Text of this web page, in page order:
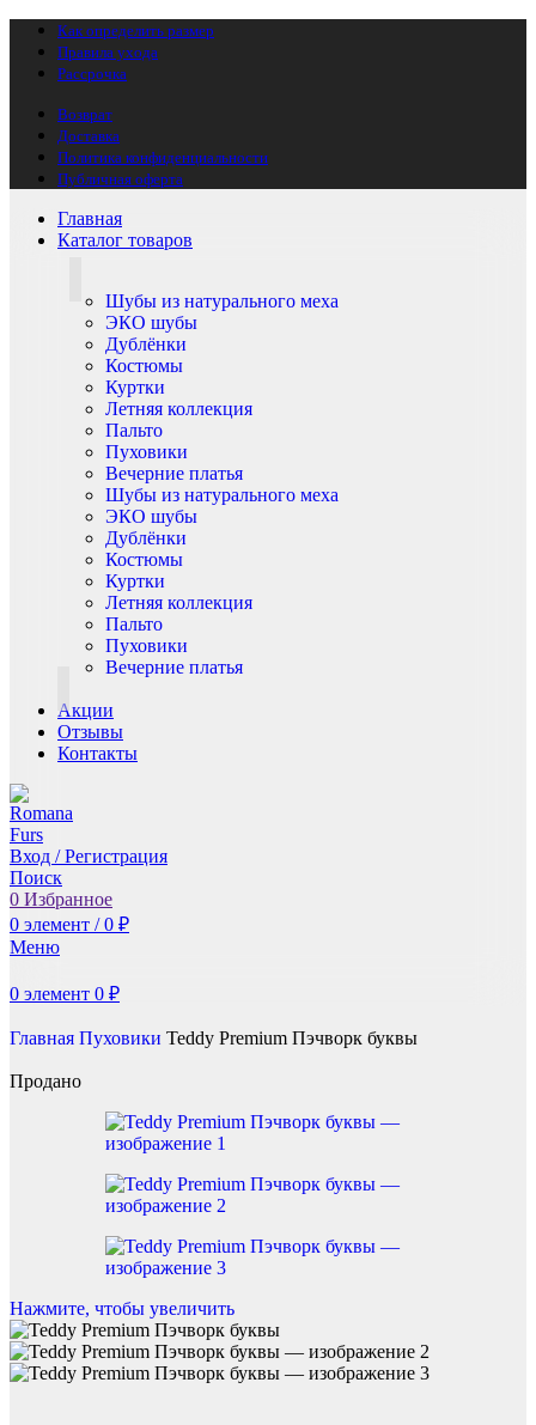
Как определить размер
Правила ухода
Рассрочка
Возврат
Доставка
Политика конфиденциальности
Публичная оферта
Главная
Каталог товаров
Шубы из натурального меха
ЭКО шубы
Дублёнки
Костюмы
Куртки
Летняя коллекция
Пальто
Пуховики
Вечерние платья
Шубы из натурального меха
ЭКО шубы
Дублёнки
Костюмы
Куртки
Летняя коллекция
Пальто
Пуховики
Вечерние платья
Акции
Отзывы
Контакты
Вход / Регистрация
Поиск
0 Избранное
0 элемент / 0 ₽
Меню
0 элемент 0 ₽
Главная Пуховики Teddy Premium Пэчворк буквы
Продано
Нажмите, чтобы увеличить